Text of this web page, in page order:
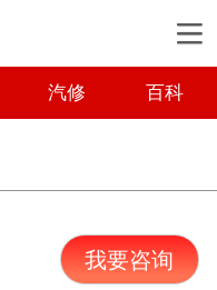
汽修 百科
我要咨询